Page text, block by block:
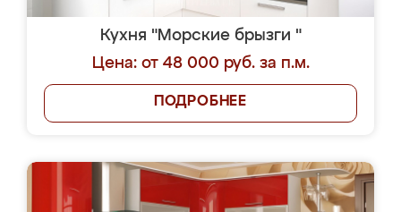
Кухня "Морские брызги "
Цена: от 48 000 руб. за п.м.
ПОДРОБНЕЕ